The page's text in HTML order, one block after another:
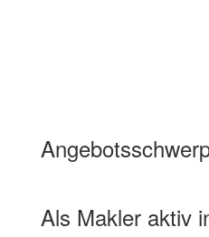
Als Makler aktiv